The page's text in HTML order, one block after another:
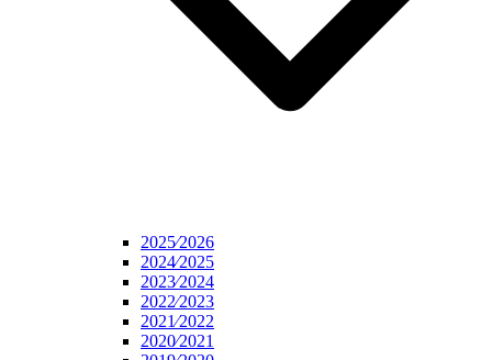
2025⁄2026
2024⁄2025
2023⁄2024
2022⁄2023
2021⁄2022
2020⁄2021